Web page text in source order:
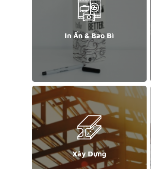
In Ấn & Bao Bì
Xây Dựng